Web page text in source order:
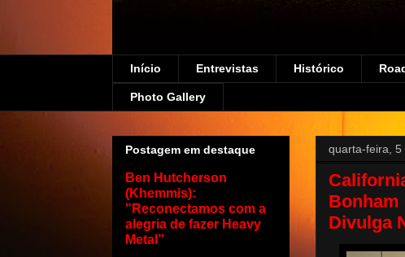
Início Entrevistas Histórico
Photo Gallery
quarta-feira,
Bonham
Divulga
Postagem em destaque
Ben Hutcherson
(Khemmis):
"Reconectamos com a
alegria de fazer Heavy
Metal”